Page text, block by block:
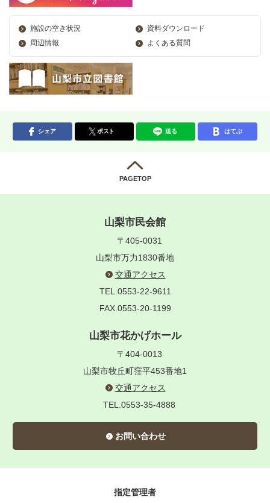
施設の空き状況
資料ダウンロード
周辺情報
よくある質問
シェア ポスト 送る はてぶ
PAGETOP
山梨市民会館
〒405-0031
山梨市万力1830番地
交通アクセス
TEL.0553-22-9611
FAX.0553-20-1199
山梨市花かげホール
〒404-0013
山梨市牧丘町窪平453番地1
交通アクセス
TEL.0553-35-4888
お問い合わせ
指定管理者